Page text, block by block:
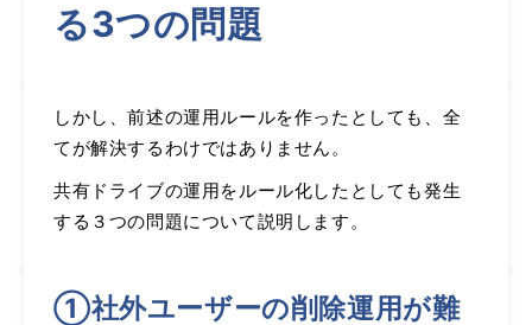
る3つの問題
しかし、前述の運用ルールを作ったとしても、全
てが解決するわけではありません。
共有ドライブの運用をルール化したとしても発生
する３つの問題について説明します。
①社外ユーザーの削除運用が難